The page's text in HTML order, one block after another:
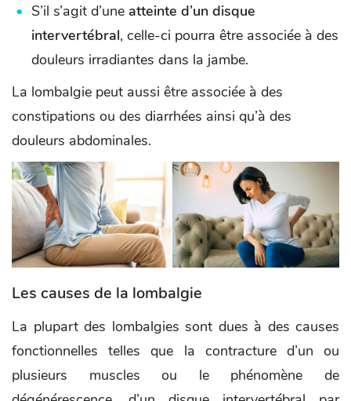
S’il s’agit d’une atteinte d’un disque
intervertébral, celle-ci pourra être associée à des
douleurs irradiantes dans la jambe.
La lombalgie peut aussi être associée à des
constipations ou des diarrhées ainsi qu’à des
douleurs abdominales.
Les causes de la lombalgie
La plupart des lombalgies sont dues à des causes
fonctionnelles telles que la contracture d’un ou
plusieurs muscles ou le phénomène de